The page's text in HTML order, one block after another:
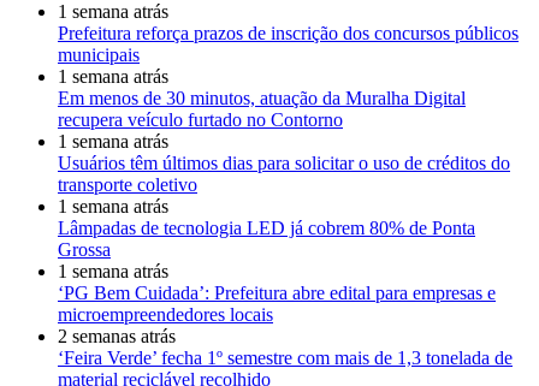
1 semana atrás
Prefeitura reforça prazos de inscrição dos concursos públicos
municipais
1 semana atrás
Em menos de 30 minutos, atuação da Muralha Digital
recupera veículo furtado no Contorno
1 semana atrás
Usuários têm últimos dias para solicitar o uso de créditos do
transporte coletivo
1 semana atrás
Lâmpadas de tecnologia LED já cobrem 80% de Ponta
Grossa
1 semana atrás
‘PG Bem Cuidada’: Prefeitura abre edital para empresas e
microempreendedores locais
2 semanas atrás
‘Feira Verde’ fecha 1º semestre com mais de 1,3 tonelada de
material reciclável recolhido